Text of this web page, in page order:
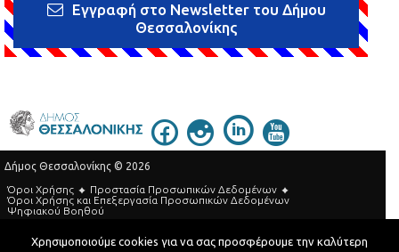
Εγγραφή στο Newsletter του Δήμου
Θεσσαλονίκης
Δήμος Θεσσαλονίκης © 2026
Όροι Χρήσης
Προστασία Προσωπικών Δεδομένων
Όροι Xρήσης και Eπεξεργασία Προσωπικών Δεδομένων
Ψηφιακού Βοηθού
Τηλεφωνικός Κατάλογος
Χρησιμοποιούμε cookies για να σας προσφέρουμε την καλύτερη